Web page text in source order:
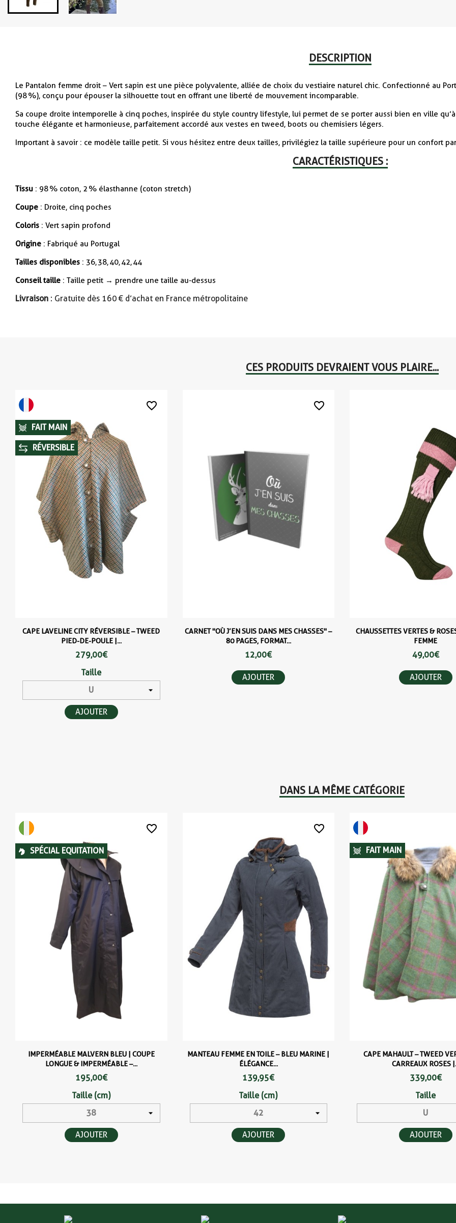
DESCRIPTION
Le Pantalon femme droit – Vert sapin est une pièce polyvalente, alliée de choix du vestiaire naturel chic. Confectionné au
(98 %), conçu pour épouser la silhouette tout en offrant une liberté de mouvement incomparable.
Sa coupe droite intemporelle à cinq poches, inspirée du style country lifestyle, lui permet de se porter aussi bien en ville
touche élégante et harmonieuse, parfaitement accordé aux vestes en tweed, boots ou chemisiers légers.
Important à savoir : ce modèle taille petit. Si vous hésitez entre deux tailles, privilégiez la taille supérieure pour un confort
CARACTÉRISTIQUES :
Tissu : 98 % coton, 2 % élasthanne (coton stretch)
Coupe : Droite, cinq poches
Coloris : Vert sapin profond
Origine : Fabriqué au Portugal
Tailles disponibles : 36, 38, 40, 42, 44
Conseil taille : Taille petit → prendre une taille au-dessus
Livraison : Gratuite dès 160 € d’achat en France métropolitaine
CES PRODUITS DEVRAIENT VOUS PLAIRE...
CAPE LAVELINE CITY RÉVERSIBLE – TWEED
PIED-DE-POULE |...
279,00 €
Taille
AJOUTER
FAIT MAIN
RÉVERSIBLE
favorite_border
CARNET "OÙ J’EN SUIS DANS MES CHASSES" –
80 PAGES, FORMAT...
12,00 €
AJOUTER
favorite_border
CHAUSSETTES VERTES &
FEMME
49,00 €
AJOUTER
DANS LA MÊME CATÉGORIE
IMPERMÉABLE MALVERN BLEU | COUPE
LONGUE & IMPERMÉABLE –...
195,00 €
Taille (cm)
AJOUTER
SPÉCIAL EQUITATION
favorite_border
MANTEAU FEMME EN TOILE – BLEU MARINE |
ÉLÉGANCE...
139,95 €
Taille (cm)
AJOUTER
favorite_border
CAPE MAHAULT – TWEED
CARREAUX ROSES
339,00 €
Taille
AJOUTER
FAIT MAIN